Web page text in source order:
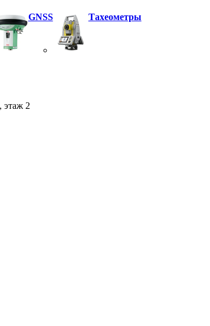
этаж 2
GNSS Тахеометры